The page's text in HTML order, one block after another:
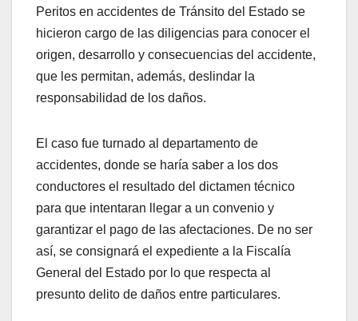
Peritos en accidentes de Tránsito del Estado se
hicieron cargo de las diligencias para conocer el
origen, desarrollo y consecuencias del accidente,
que les permitan, además, deslindar la
responsabilidad de los daños.
El caso fue turnado al departamento de
accidentes, donde se haría saber a los dos
conductores el resultado del dictamen técnico
para que intentaran llegar a un convenio y
garantizar el pago de las afectaciones. De no ser
así, se consignará el expediente a la Fiscalía
General del Estado por lo que respecta al
presunto delito de daños entre particulares.